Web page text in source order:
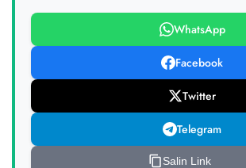
WhatsApp
Facebook
Twitter
Telegram
Salin Link